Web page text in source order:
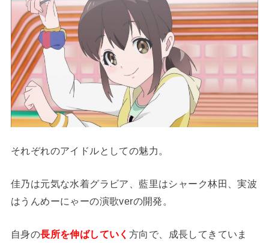
それぞれのアイドルとしての魅力。
佳乃は元気な水着グラビア、藍里はシャーク林田、実波
はうんめーにゃーの演歌verの開発。
自身の長所を伸ばしていく 方向で、成長してきていま